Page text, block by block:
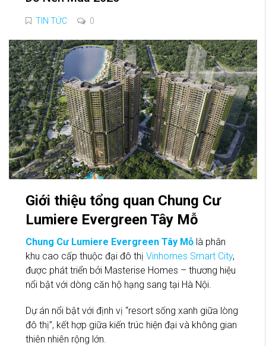
TIN TỨC 0
Giới thiệu tổng quan Chung Cư
Lumiere Evergreen Tây Mỗ
Chung Cư Lumiere Evergreen Tây Mỗ là phân
khu cao cấp thuộc đại đô thị Vinhomes Smart City,
được phát triển bởi Masterise Homes – thương hiệu
nổi bật với dòng căn hộ hạng sang tại Hà Nội.
Dự án nổi bật với định vị “resort sống xanh giữa lòng
đô thị”, kết hợp giữa kiến trúc hiện đại và không gian
thiên nhiên rộng lớn.